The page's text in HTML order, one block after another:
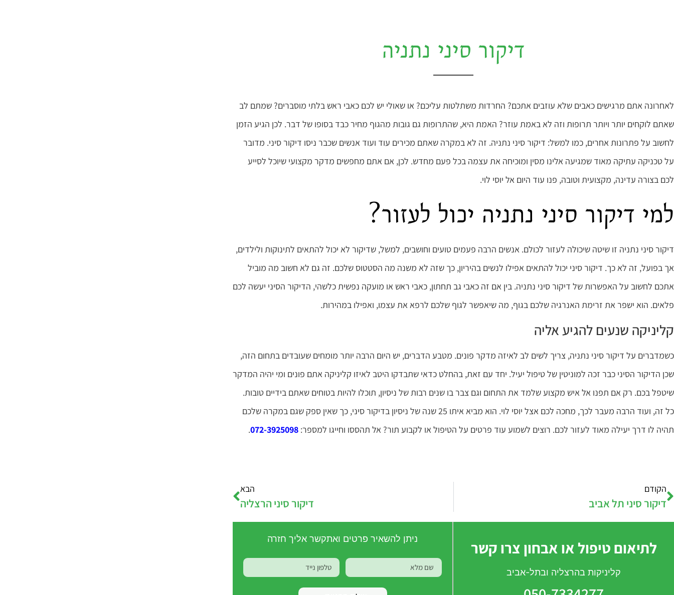
דיקור סיני נתניה
לאחרונה אתם מרגישים כאבים שלא עוזבים אתכם? החרדות משתלטות עליכם? או שאולי יש לכם כאבי ראש בלתי מוסברים? שמתם לב
שאתם לוקחים יותר ויותר תרופות וזה לא באמת עוזר? האמת היא, שהתרופות גם גובות מהגוף מחיר כבד בסופו של דבר. לכן הגיע הזמן
לחשוב על פתרונות אחרים, כמו למשל: דיקור סיני נתניה. זה לא במקרה שאתם מכירים עוד ועוד אנשים שכבר ניסו דיקור סיני. מדובר
על טכניקה עתיקה מאוד שמגיעה אלינו מסין ומוכיחה את עצמה בכל פעם מחדש. לכן, אם אתם מחפשים מדקר מקצועי שיוכל לסייע
לכם בצורה עדינה, מקצועית וטובה, פנו עוד היום אל יוסי לוי.
למי דיקור סיני נתניה יכול לעזור?
דיקור סיני נתניה זו שיטה שיכולה לעזור לכולם. אנשים הרבה פעמים טועים וחושבים, למשל, שדיקור לא יכול להתאים לתינוקות ולילדים,
אך בפועל, זה לא כך. דיקור סיני יכול להתאים אפילו לנשים בהיריון, כך שזה לא משנה מה הסטטוס שלכם. זה גם לא חשוב מה מוביל
אתכם לחשוב על האפשרות של דיקור סיני נתניה. בין אם זה כאבי גב תחתון, כאבי ראש או מועקה נפשית כלשהי, הדיקור הסיני יעשה לכם
פלאים. הוא ישפר את זרימת האנרגיה שלכם בגוף, מה שיאפשר לגוף שלכם לרפא את עצמו, ואפילו במהירות.
קליניקה שנעים להגיע אליה
כשמדברים על דיקור סיני נתניה, צריך לשים לב לאיזה מדקר פונים. מטבע הדברים, יש היום הרבה יותר מומחים שעובדים בתחום הזה,
שכן הדיקור הסיני כבר זכה למוניטין של טיפול יעיל. יחד עם זאת, בהחלט כדאי שתבדקו היטב לאיזו קליניקה אתם פונים ומי יהיה המדקר
שיטפל בכם. רק אם תפנו אל איש מקצוע שלמד את התחום וגם צבר בו שנים רבות של ניסיון, תוכלו להיות בטוחים שאתם בידיים טובות.
כל זה, ועוד הרבה מעבר לכך, מחכה לכם אצל יוסי לוי. הוא מביא איתו 25 שנה של ניסיון בדיקור סיני, כך שאין ספק שגם במקרה שלכם
תהיה לו דרך יעילה מאוד לעזור לכם. רוצים לשמוע עוד פרטים על הטיפול או לקבוע תור? אל תהססו וחייגו למספר: 072-3925098
.
הקודם
דיקור סיני תל אביב
הבא
דיקור סיני הרצליה
לתיאום טיפול או אבחון צרו קשר
קליניקות בהרצליה ובתל-אביב
ניתן להשאיר פרטים ואתקשר אליך חזרה